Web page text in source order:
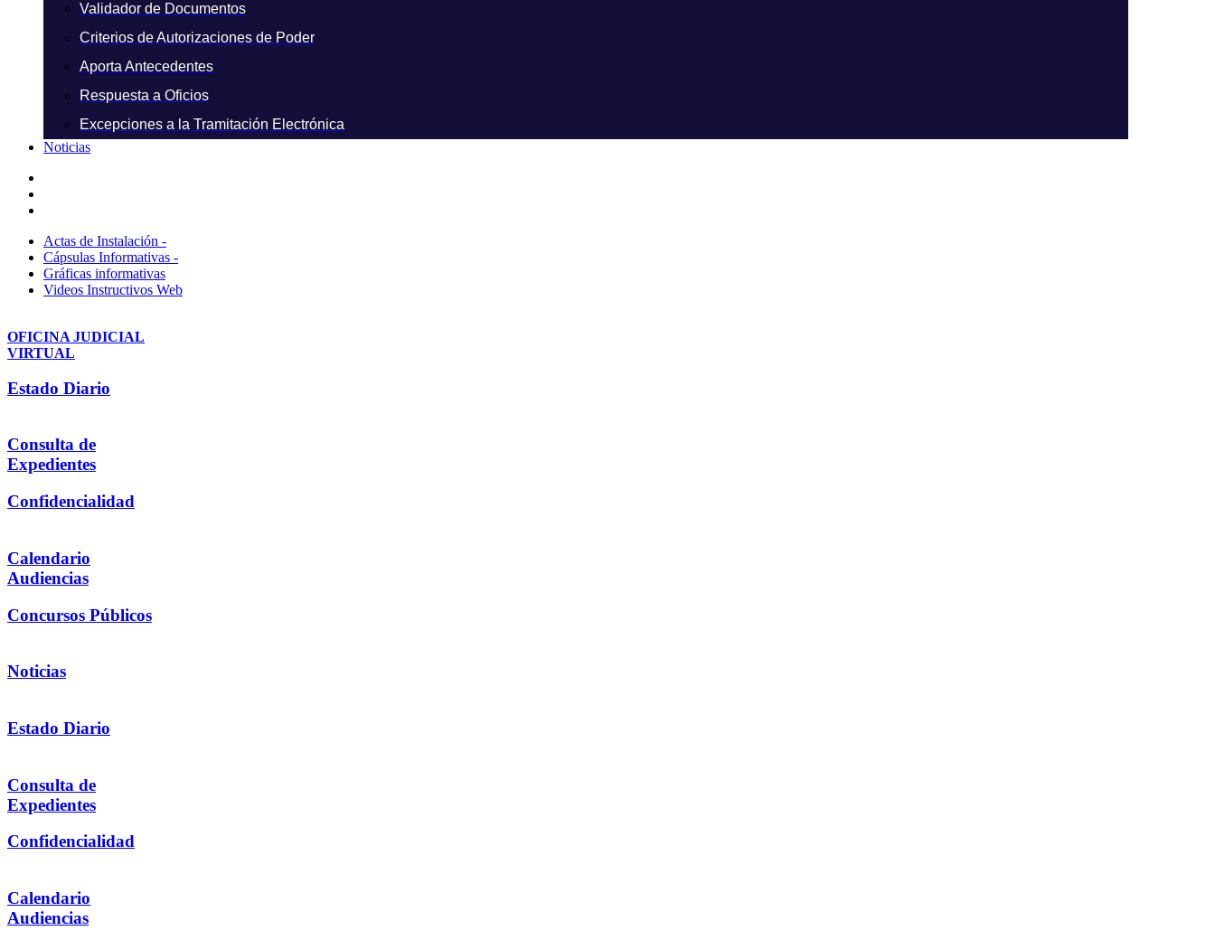
Validador de Documentos
Criterios de Autorizaciones de Poder
Aporta Antecedentes
Respuesta a Oficios
Excepciones a la Tramitación Electrónica
Noticias
Actas de Instalación -
Cápsulas Informativas -
Gráficas informativas
Videos Instructivos Web
OFICINA JUDICIAL
VIRTUAL
Estado Diario
Consulta de
Expedientes
Confidencialidad
Calendario
Audiencias
Concursos Públicos
Noticias
Estado Diario
Consulta de
Expedientes
Confidencialidad
Calendario
Audiencias